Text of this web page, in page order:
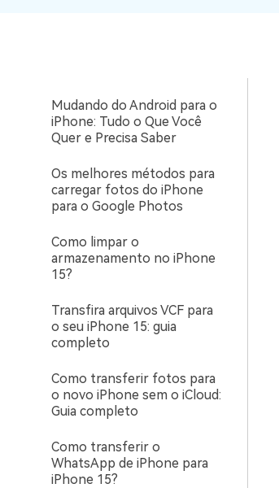
Mudando do Android para o
iPhone: Tudo o Que Você
Quer e Precisa Saber
Os melhores métodos para
carregar fotos do iPhone
para o Google Photos
Como limpar o
armazenamento no iPhone
15?
Transfira arquivos VCF para
o seu iPhone 15: guia
completo
Como transferir fotos para
o novo iPhone sem o iCloud:
Guia completo
Como transferir o
WhatsApp de iPhone para
iPhone 15?